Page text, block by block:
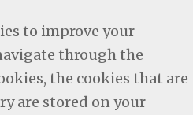
to improve your
through the
the cookies that are
are stored on your